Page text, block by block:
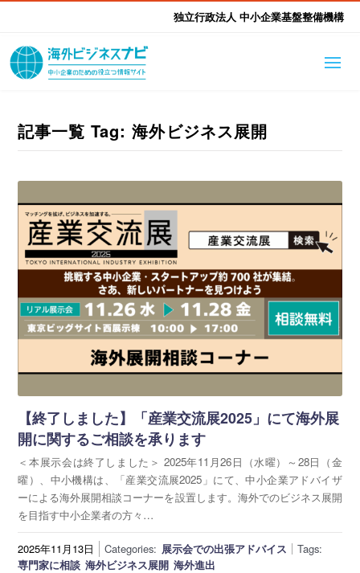
独立行政法人 中小企業基盤整備機構
海外ビジネスナビとは
はじめて海外
海外出展 海外展示会ハン
ドブック
ふかぼり海外
海外進出ノウハウ
進出・支援事例 調査レポート
アドバイザーリスト
本部・関東本部 北海道本部
東北本部 中部本部
北陸本部 近畿本部
中国本部 四国本部
九州本部
支援メニュー
海外展開アドバイス支援 支援機関相談
海外展開支援メニュー 関係機関のリンク集
記事一覧 Tag: 海外ビジネス展開
【終了しました】「産業交流展2025」にて海外展
開に関するご相談を承ります
＜本展示会は終了しました＞ 2025年11月26日（水曜）～28日（金
曜）、中小機構は、「産業交流展2025」にて、中小企業アドバイザ
ーによる海外展開相談コーナーを設置します。海外でのビジネス展開
を目指す中小企業者の方々…
2025年11月13日 Categories: 展示会での出張アドバイス
Tags:
専門家に相談 海外ビジネス展開 海外進出